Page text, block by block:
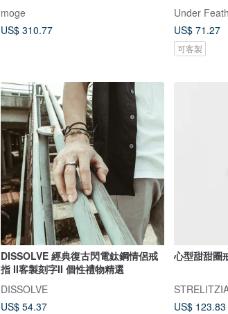
moge
US$ 310.77
Under
US$ 71.27
可客製
DISSOLVE 經典復古閃電鈦鋼情侶戒
指 II客製刻字II 個性禮物精選
DISSOLVE
US$ 54.37
心型甜甜圈
US$ 123.83